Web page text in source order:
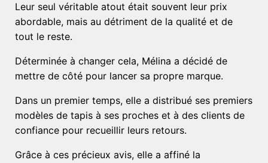
Leur seul véritable atout était souvent leur prix
abordable, mais au détriment de la qualité et de
tout le reste.
Déterminée à changer cela, Mélina a décidé de
mettre de côté pour lancer sa propre marque.
Dans un premier temps, elle a distribué ses premiers
modèles de tapis à ses proches et à des clients de
confiance pour recueillir leurs retours.
Grâce à ces précieux avis, elle a affiné la